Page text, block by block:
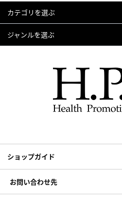
カテゴリを選ぶ
ジャンルを選ぶ
ショップガイド
お問い合わせ先